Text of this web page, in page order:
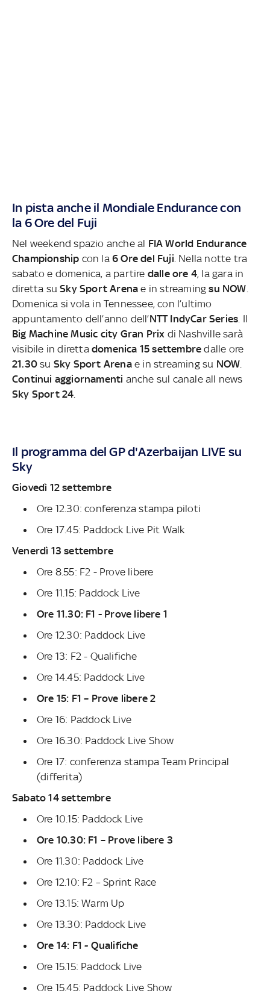
In pista anche il Mondiale Endurance con
la 6 Ore del Fuji
Nel weekend spazio anche al FIA World Endurance
Championship con la6 Ore del Fuji . Nella notte tra
sabato e domenica, a partire dalle ore 4, la gara in
diretta suSky Sport Arena e in streamingsu NOW
Domenica si vola in Tennessee, con l’ultimo
appuntamento dell’anno dell’NTT IndyCar Series . Il
Big Machine Music city Gran Prix di Nashville sarà
visibile in diretta domenica 15 settembre dalle ore
21.30 su Sky Sport Arenae in streaming su NOW
Continui aggiornamenti anche sul canale all news
Sky Sport 24
Il programma del GPd'Azerbaijan LIVE su
Sky
Giovedì 12 settembre
Ore 12.30: conferenza stampa piloti
Ore 17.45: Paddock Live Pit Walk
Venerdì 13 settembre
Ore 8.55: F2 - Prove libere
Ore 11.15: Paddock Live
Ore 11.30: F1 - Prove libere 1
Ore 12.30: Paddock Live
Ore 13: F2 - Qualifiche
Ore 14.45: Paddock Live
Ore 15: F1 – Prove libere 2
Ore 16: Paddock Live
Ore 16.30: Paddock Live Show
Ore 17: conferenza stampa Team Principal
(differita)
Sabato 14 settembre
Ore 10.15: Paddock Live
Ore 10.30: F1 – Prove libere 3
Ore 11.30: Paddock Live
Ore 12.10: F2 – Sprint Race
Ore 13.15: Warm Up
Ore 13.30: Paddock Live
Ore 14: F1 - Qualifiche
Ore 15.15: Paddock Live
Ore 15.45: Paddock Live Show